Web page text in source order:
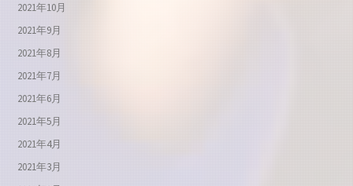
2021年10月
2021年9月
2021年8月
2021年7月
2021年6月
2021年5月
2021年4月
2021年3月